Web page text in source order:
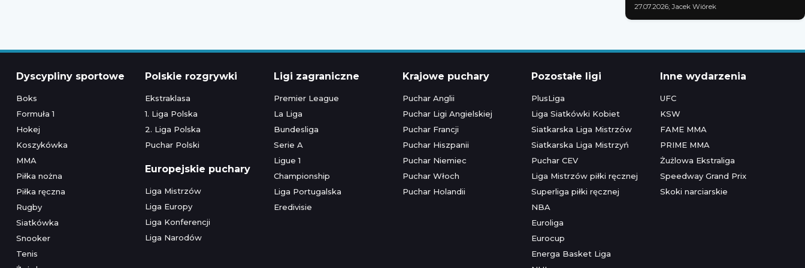
27.07.2026; Jacek Wiórek
Dyscypliny sportowe
Boks
Formuła 1
Hokej
Koszykówka
MMA
Piłka nożna
Piłka ręczna
Rugby
Siatkówka
Snooker
Tenis
Polskie rozgrywki
Ekstraklasa
1. Liga Polska
2. Liga Polska
Puchar Polski
Europejskie puchary
Liga Mistrzów
Liga Europy
Liga Konferencji
Liga Narodów
Ligi zagraniczne
Premier League
La Liga
Bundesliga
Serie A
Ligue 1
Championship
Liga Portugalska
Eredivisie
Krajowe puchary
Puchar Anglii
Puchar Ligi Angielskiej
Puchar Francji
Puchar Hiszpanii
Puchar Niemiec
Puchar Włoch
Puchar Holandii
Pozostałe ligi
PlusLiga
Liga Siatkówki Kobiet
Siatkarska Liga Mistrzów
Siatkarska Liga Mistrzyń
Puchar CEV
Liga Mistrzów piłki ręcznej
Superliga piłki ręcznej
NBA
Euroliga
Eurocup
Energa Basket Liga
Inne wydarzenia
UFC
KSW
FAME MMA
PRIME MMA
Żużlowa Ekstraliga
Speedway Grand Prix
Skoki narciarskie